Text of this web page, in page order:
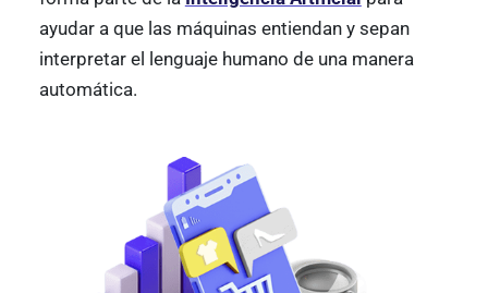
ayudar a que las máquinas entiendan y sepan
interpretar el lenguaje humano de una manera
automática.